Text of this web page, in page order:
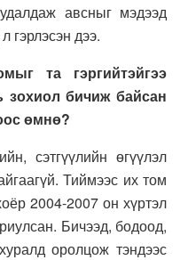
авсныг мэдээд
гэрлэсэн дээ.
та гэргийтэйгээ
зохиол бичиж байсан
өмнө?
сэтгүүлийн өгүүлэл
Тиймээс их том
2004-2007 он хүртэл
Бичээд, бодоод,
оролцож тэндээс